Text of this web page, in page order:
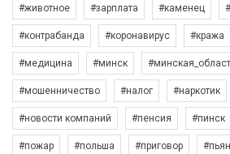
#животное #зарплата #каменец
#контрабанда #коронавирус #кража
#медицина #минск
#мошенничество #налог #наркотик
#новости компаний #пенсия #пинск
#пожар #польша #приговор